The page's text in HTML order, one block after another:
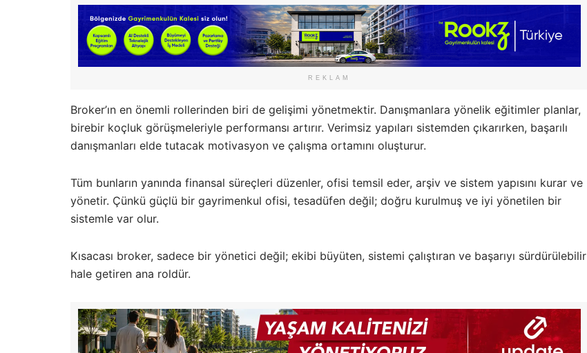
REKLAM
Broker’ın en önemli rollerinden biri de gelişimi yönetmektir. Danışmanlara yönelik eğitimler planlar,
birebir koçluk görüşmeleriyle performansı artırır. Verimsiz yapıları sistemden çıkarırken, başarılı
danışmanları elde tutacak motivasyon ve çalışma ortamını oluşturur.
Tüm bunların yanında finansal süreçleri düzenler, ofisi temsil eder, arşiv ve sistem yapısını kurar ve
yönetir. Çünkü güçlü bir gayrimenkul ofisi, tesadüfen değil; doğru kurulmuş ve iyi yönetilen bir
sistemle var olur.
Kısacası broker, sadece bir yönetici değil; ekibi büyüten, sistemi çalıştıran ve başarıyı sürdürülebilir
hale getiren ana roldür.